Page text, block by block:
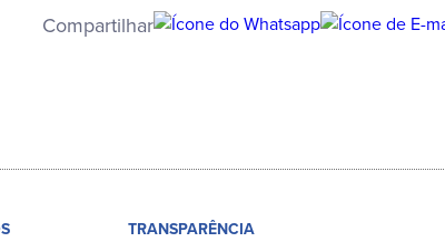
Compartilhar
TRANSPARÊNCIA